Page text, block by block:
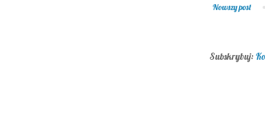
Nowszy post
Subskrybuj: